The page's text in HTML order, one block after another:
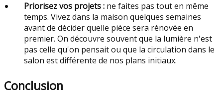
Priorisez vos projets : ne faites pas tout en même
temps. Vivez dans la maison quelques semaines
avant de décider quelle pièce sera rénovée en
premier. On découvre souvent que la lumière n'est
pas celle qu'on pensait ou que la circulation dans le
salon est différente de nos plans initiaux.
Conclusion